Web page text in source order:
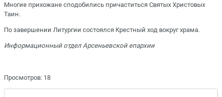
Многие прихожане сподобились причаститься Святых Христовых
Таин.
По завершении Литургии состоялся Крестный ход вокруг храма.
Информационный отдел Арсеньевской епархии
Просмотров: 18